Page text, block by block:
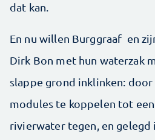
dat kan.
En nu willen Burggraaf en
Dirk Bon met hun waterzak
slappe grond inklinken:
modules te koppelen tot
rivierwater tegen, en gelegd